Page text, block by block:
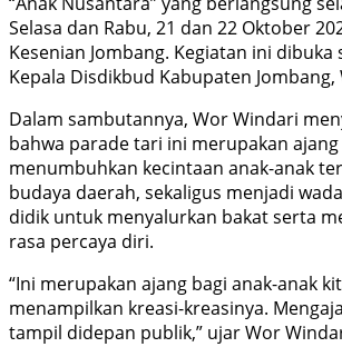
Selasa dan Rabu, 21 dan 22 Oktober
Kesenian Jombang. Kegiatan ini
Kepala Disdikbud Kabupaten
Dalam sambutannya, Wor Windari
bahwa parade tari ini merupakan
menumbuhkan kecintaan anak-anak
budaya daerah, sekaligus menjadi
didik untuk menyalurkan bakat serta
rasa percaya diri.
“Ini merupakan ajang bagi anak-anak
menampilkan kreasi-kreasinya.
tampil didepan publik,” ujar Wor